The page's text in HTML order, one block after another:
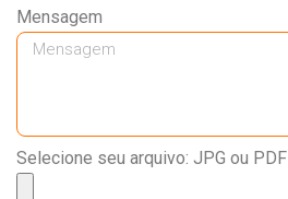
Mensagem
Selecione seu arquivo: JPG ou PDF